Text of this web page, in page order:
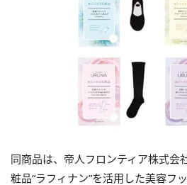
同商品は、帝人フロンティア株式会
粧品“ラフィナン”を活用した美容フ